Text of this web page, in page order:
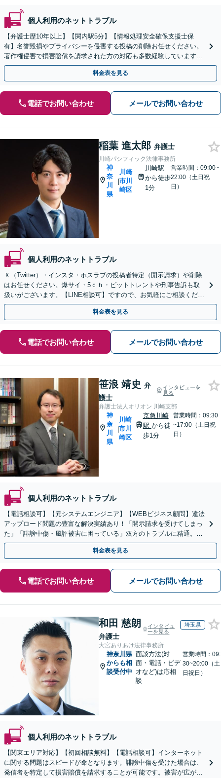
個人利用のネットトラブル
【弁護士歴10年以上】【関内駅5分】【情報処理安全確保支援士保
有】名誉毀損やプライバシーを侵害する投稿の削除お任せください。
著作権侵害で損害賠償を請求された方の対応も多数経験しています
【土日対応可能】【子連れ相談可】
料金表を見る
電話でお問い合わせ メールでお問い合わせ
稲葉 進太郎 弁護士
川崎パシフィック法律事務所
神
奈
川
県
|
川崎
市川
崎区
川崎駅
から徒歩
1分
営業時間：09:00~
22:00（土日祝
日）
個人利用のネットトラブル
Ｘ（Twitter）・インスタ・ホスラブの投稿者特定（開示請求）や削除
はお任せください。爆サイ・5ｃｈ・ビットトレントや刑事告訴も取
扱いがございます。【LINE相談可】ですので、お気軽にご相談くださ
い。
料金表を見る
電話でお問い合わせ メールでお問い合わせ
笹浪 靖史 弁
護士
インタビューを
見る
弁護士法人オリオン 川崎支部
神
奈
川
県
|
川崎
市川
崎区
京急川崎
駅 から徒
歩1分
営業時間：09:30
~17:00（土日祝
日）
個人利用のネットトラブル
【電話相談可】【元システムエンジニア】【WEBビジネス顧問】違法
アップロード問題の豊富な解決実績あり！「開示請求を受けてしまっ
た」「誹謗中傷・風評被害に困っている」双方のトラブルに精通。迅
速対応で最短の解決を目指す【完全個室】【全国対応】
料金表を見る
電話でお問い合わせ メールでお問い合わせ
和田 慈朗
弁護士
インタビュ
ーを見る
埼玉県
大宮ありあけ法律事務所
神奈川県
からも相
談受付中
面談方法(対
面・電話・ビデ
オなど)は応相
談
営業時間：09:
30~20:00（土
日祝日）
個人利用のネットトラブル
【関東エリア対応】【初回相談無料】【電話相談可】インターネット
に関する問題はスピードが命となります。誹謗中傷を受けた場合は、
発信者を特定して損害賠償を請求することが可能です。被害が広がる